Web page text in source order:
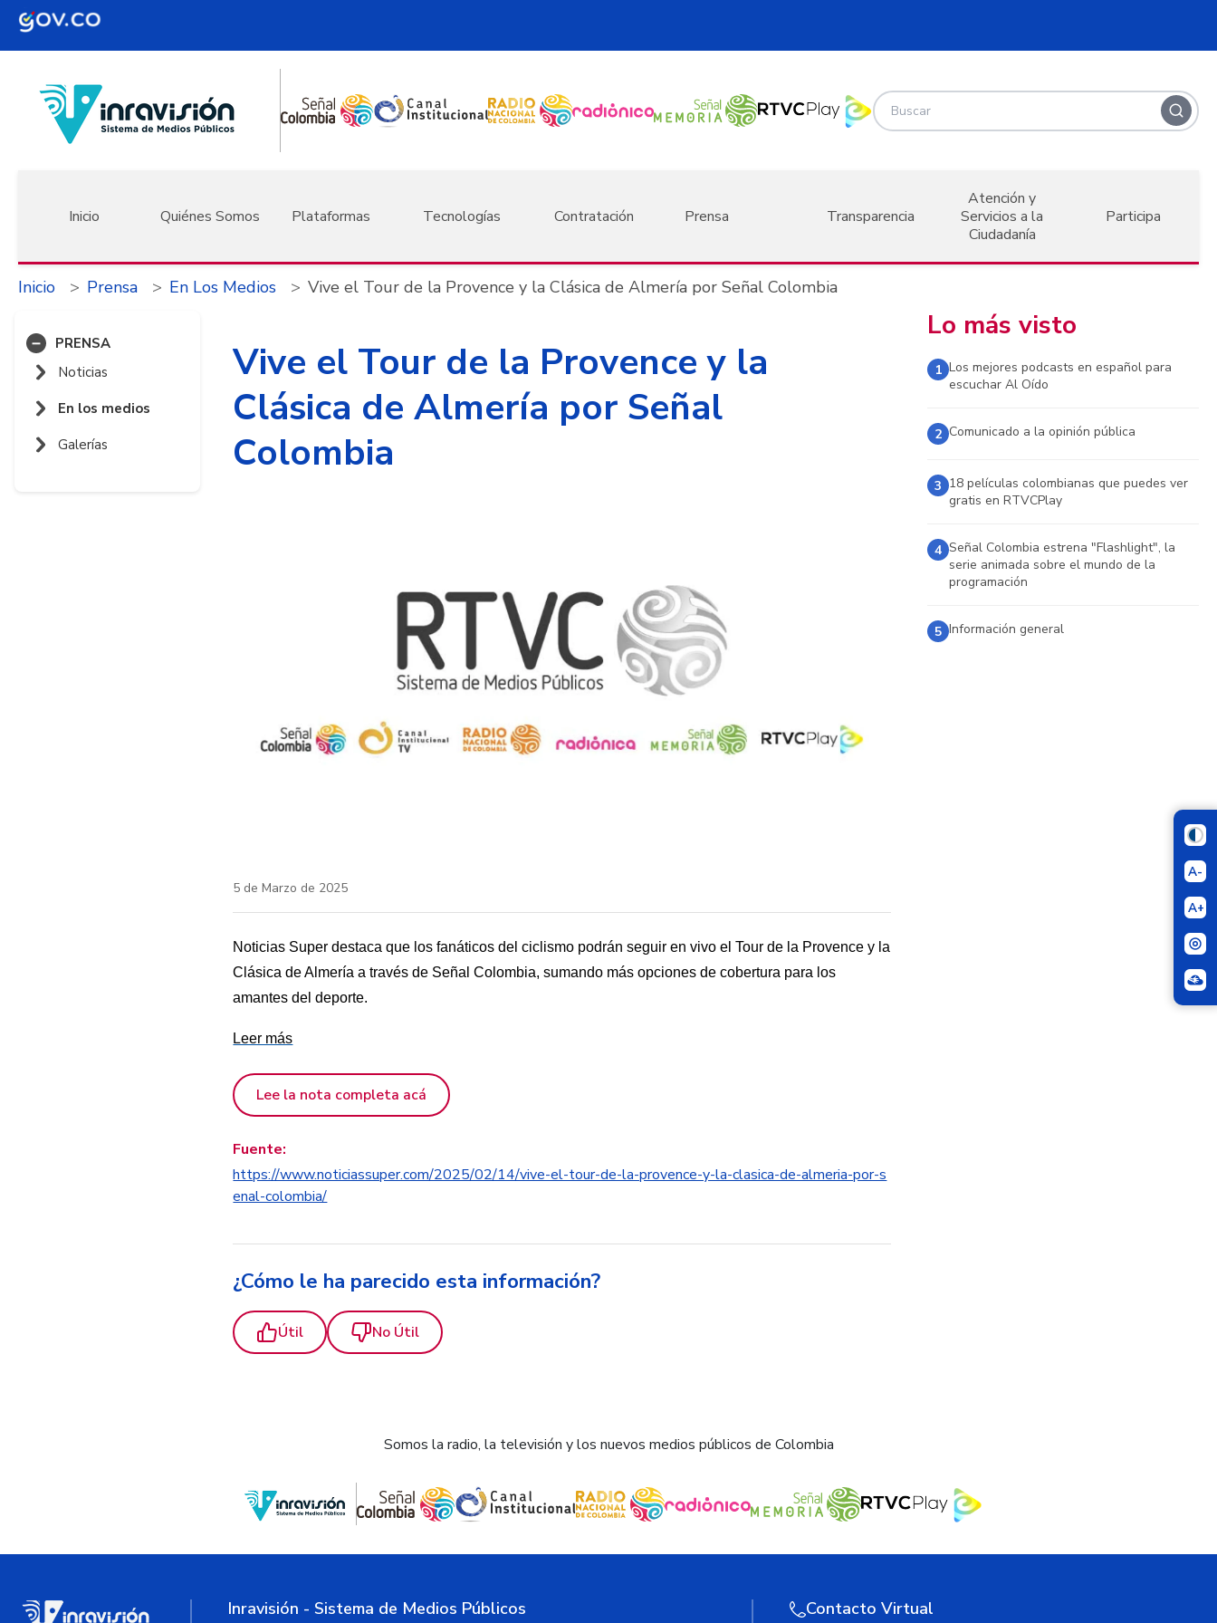
Pasar al contenido principal
Inicio Quiénes Somos Plataformas Tecnologías Contratación Prensa Transparencia
Atención y
Servicios a la
Ciudadanía
Participa
A-
A+
Inicio Prensa En Los Medios Vive el Tour de la Provence y la Clásica de Almería por Señal Colombia
PRENSA
Noticias
En los medios
Galerías
Vive el Tour de la Provence y la
Clásica de Almería por Señal
Colombia
5 de Marzo de 2025
Noticias Super destaca que los fanáticos del ciclismo podrán seguir en vivo el Tour de la Provence y la
Clásica de Almería a través de Señal Colombia, sumando más opciones de cobertura para los
amantes del deporte.
Leer más
Lee la nota completa acá
Fuente:
https://www.noticiassuper.com/2025/02/14/vive-el-tour-de-la-provence-y-la-clasica-de-almeria-por-s
enal-colombia/
¿Cómo le ha parecido esta información?
Útil No Útil
Lo más visto
1 Los mejores podcasts en español para
escuchar Al Oído
2 Comunicado a la opinión pública
3 18 películas colombianas que puedes ver
gratis en RTVCPlay
4 Señal Colombia estrena "Flashlight", la
serie animada sobre el mundo de la
programación
5 Información general
Somos la radio, la televisión y los nuevos medios públicos de Colombia
Inravisión - Sistema de Medios Públicos Contacto Virtual